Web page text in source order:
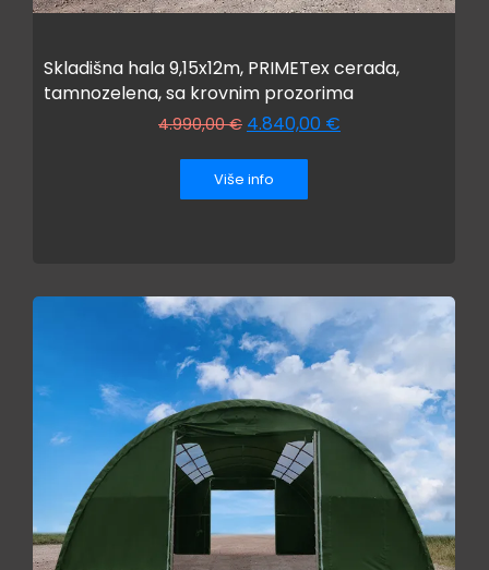
Skladišna hala 9,15x12m, PRIMETex cerada,
tamnozelena, sa krovnim prozorima
4.990,00€ 4.840,00 €
Više info